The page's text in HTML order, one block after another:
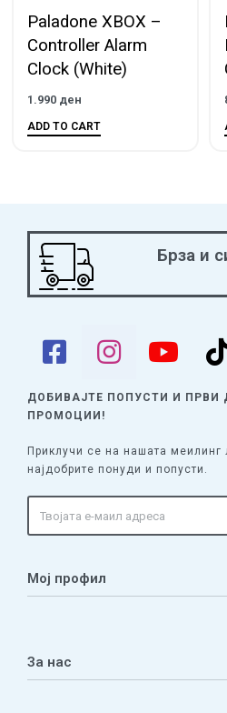
Paladone XBOX –
Controller Alarm
Clock (White)
1.990 ден
ADD TO CART
Брза и
ДОБИВАЈТЕ ПОПУСТИ И ПРВИ
ПРОМОЦИИ!
Приклучи се на нашата меилинг
најдобрите понуди и попусти.
Мој профил
Листа на желби
За нас